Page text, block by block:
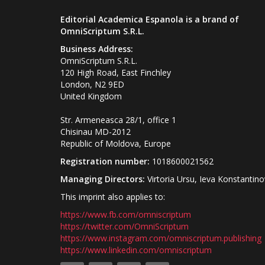
Editorial Academica Espanola is a brand of
OmniScriptum S.R.L.
Business Address:
OmniScriptum S.R.L.
120 High Road, East Finchley
London, N2 9ED
United Kingdom
Str. Armeneasca 28/1, office 1
Chisinau MD-2012
Republic of Moldova, Europe
Registration number: 1018600021562
Managing Directors: Virtoria Ursu, Ieva
This imprint also applies to:
https://www.fb.com/omniscriptum
https://twitter.com/OmniScriptum
https://www.instagram.com/omniscriptum.publishing
https://www.linkedin.com/omniscriptum